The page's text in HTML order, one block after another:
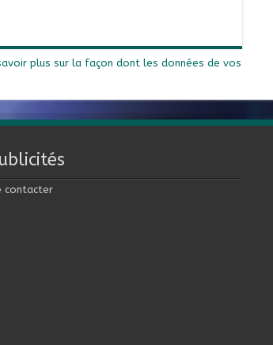
plus sur la façon dont les données de vos
contacter